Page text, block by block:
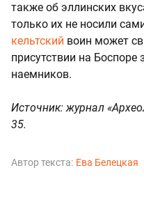
также об эллинских
только их не носили
кельтский воин может
присутствии на Боспоре
наемников.
Источник: журнал
35.
Автор текста: Ева Белецкая